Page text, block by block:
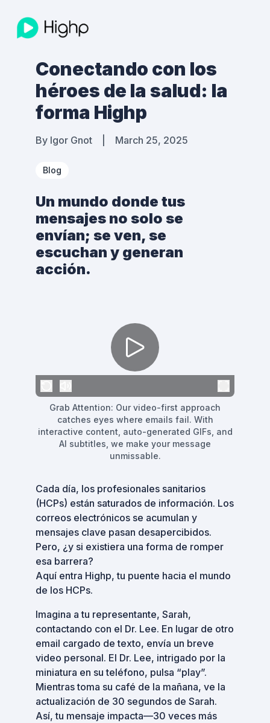
Conectando con los
héroes de la salud: la
forma Highp
By Igor Gnot March 25, 2025
Blog
Un mundo donde tus
mensajes no solo se
envían; se ven, se
escuchan y generan
acción.
Grab Attention: Our video-first approach
catches eyes where emails fail. With
interactive content, auto-generated GIFs, and
AI subtitles, we make your message
unmissable.
Cada día, los profesionales sanitarios
(HCPs) están saturados de información. Los
correos electrónicos se acumulan y
mensajes clave pasan desapercibidos.
Pero, ¿y si existiera una forma de romper
esa barrera?
Aquí entra Highp, tu puente hacia el mundo
de los HCPs.
Imagina a tu representante, Sarah,
contactando con el Dr. Lee. En lugar de otro
email cargado de texto, envía un breve
video personal. El Dr. Lee, intrigado por la
miniatura en su teléfono, pulsa “play”.
Mientras toma su café de la mañana, ve la
actualización de 30 segundos de Sarah.
Así, tu mensaje impacta—30 veces más